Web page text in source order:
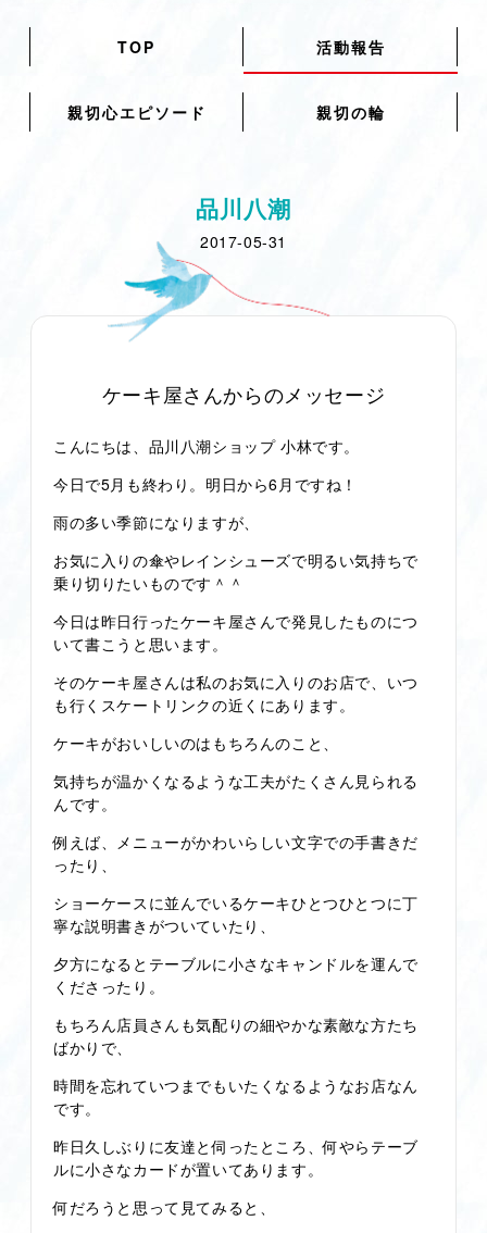
TOP 活動報告
親切心エピソード 親切の輪
品川八潮
2017-05-31
ケーキ屋さんからのメッセージ
こんにちは、品川八潮ショップ 小林です。
今日で5月も終わり。明日から6月ですね！
雨の多い季節になりますが、
お気に入りの傘やレインシューズで明るい気持ちで
乗り切りたいものです＾＾
今日は昨日行ったケーキ屋さんで発見したものにつ
いて書こうと思います。
そのケーキ屋さんは私のお気に入りのお店で、いつ
も行くスケートリンクの近くにあります。
ケーキがおいしいのはもちろんのこと、
気持ちが温かくなるような工夫がたくさん見られる
んです。
例えば、メニューがかわいらしい文字での手書きだ
ったり、
ショーケースに並んでいるケーキひとつひとつに丁
寧な説明書きがついていたり、
夕方になるとテーブルに小さなキャンドルを運んで
くださったり。
もちろん店員さんも気配りの細やかな素敵な方たち
ばかりで、
時間を忘れていつまでもいたくなるようなお店なん
です。
昨日久しぶりに友達と伺ったところ、何やらテーブ
ルに小さなカードが置いてあります。
何だろうと思って見てみると、